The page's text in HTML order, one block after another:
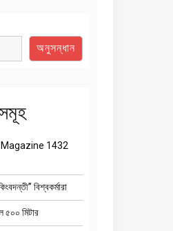
অনুসন্ধান
1432
বিশ্বকর্মারা
৫০০ মিটার